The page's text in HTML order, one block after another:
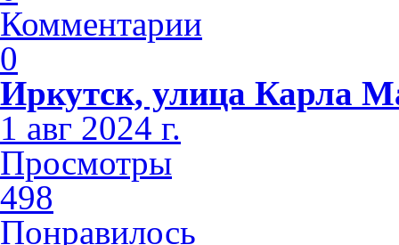
Комментарии
0
Иркутск, улица Карла
1 авг 2024 г.
Просмотры
498
Понравилось